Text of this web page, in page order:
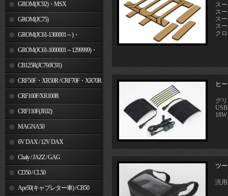
GROM(JC92)・MSX
GROM(MLHJC92)
GROM(JC75)
GROM(JC61-1300001～)・
MSX125SF
GROM(JC61-1000001～1299999)・
MSX125CB125R(JC79/JC91)
CRF50F・XR50R / CRF70F・XR70R
CRF100F/XR100R
CRF110F(JE02)
MAGNA50
6V DAX / 12V DAX
Chaly / JAZZ / GAG
CD50 / CL50
Ape50(キャブレター車) / CB50
ス
ス
ス
ス
ク
ヒ
グ
ツ
汎